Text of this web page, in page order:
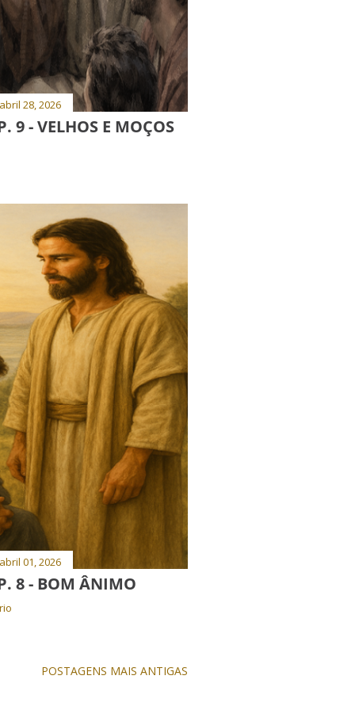
abril 28, 2026
9 - VELHOS E MOÇOS
abril 01, 2026
8 - BOM ÂNIMO
POSTAGENS MAIS ANTIGAS